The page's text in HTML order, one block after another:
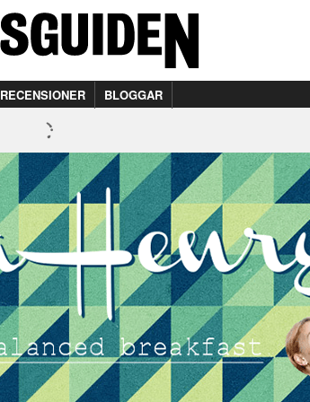
RECENSIONER BLOGGAR